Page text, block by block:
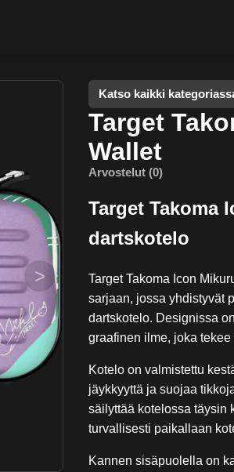
>
Katso kaikki
Target
Wallet
Arvostelut (0)
Target Takoma
dartskotelo
Target Takoma Icon
sarjaan, jossa yhdistyvät
dartskotelo. Designissa
graafinen ilme, joka
Kotelo on valmistettu
jäykkyyttä ja suojaa
säilyttää kotelossa täysin
turvallisesti paikallaan
Kannen sisäpuolella on